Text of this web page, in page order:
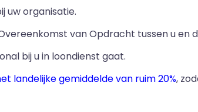
uw organisatie.
van Opdracht tussen u en
bij u in loondienst gaat.
landelijke gemiddelde van ruim 20%,